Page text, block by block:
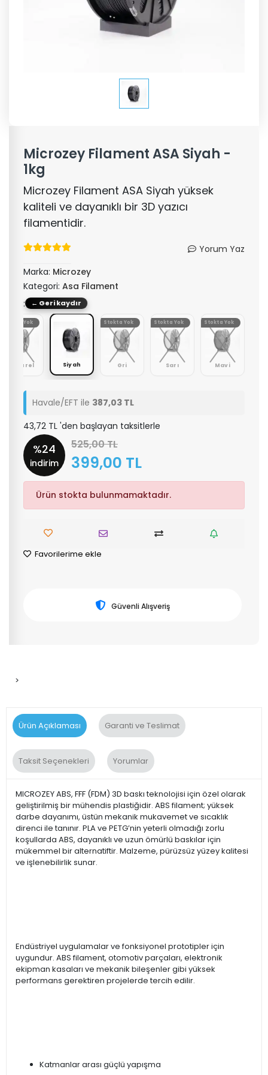
Microzey Filament ASA Siyah -
1kg
Microzey Filament ASA Siyah yüksek
kaliteli ve dayanıklı bir 3D yazıcı
filamentidir.
Yorum Yaz
Marka: Microzey
Kategori: Asa Filament
: Siyah
Naturel
Stokta Yok
Siyah Gri
Stokta Yok
Sarı
Stokta Yok
Mavi
Stokta Yok
← Geri kaydır
Havale/EFT ile 387,03 TL
43,72 TL 'den başlayan taksitlerle
%24
indirim
525,00 TL
399,00 TL
Ürün stokta bulunmamaktadır.
Favorilerime ekle
Güvenli Alışveriş
>
Ürün Açıklaması Garanti ve Teslimat
Taksit Seçenekleri Yorumlar
MICROZEY ABS, FFF (FDM) 3D baskı teknolojisi için özel olarak
geliştirilmiş bir mühendis plastiğidir. ABS filament; yüksek
darbe dayanımı, üstün mekanik mukavemet ve sıcaklık
direnci ile tanınır. PLA ve PETG’nin yeterli olmadığı zorlu
koşullarda ABS, dayanıklı ve uzun ömürlü baskılar için
mükemmel bir alternatiftir. Malzeme, pürüzsüz yüzey kalitesi
ve işlenebilirlik sunar.
Endüstriyel uygulamalar ve fonksiyonel prototipler için
uygundur. ABS filament, otomotiv parçaları, elektronik
ekipman kasaları ve mekanik bileşenler gibi yüksek
performans gerektiren projelerde tercih edilir.
Katmanlar arası güçlü yapışma